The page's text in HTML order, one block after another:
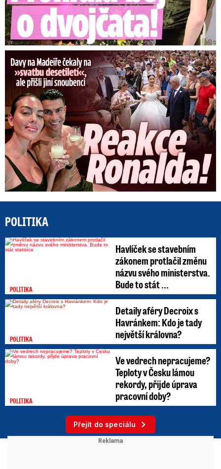
Ronaldova »svatba« pobláznila Madeiru: Reakce Cristiana!
POLITIKA
POLITIKA
Havlíček se stavebním
zákonem protlačil změnu
názvu svého ministerstva.
Bude to stát ...
POLITIKA
Detaily aféry Decroix s
Havránkem: Kdo je tady
největší královna?
POLITIKA
Ve vedrech nepracujeme?
Teploty v Česku lámou
rekordy, přijde úprava
pracovní doby?
Přejít do speciálu